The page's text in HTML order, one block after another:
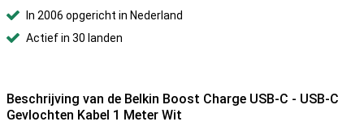
In 2006 opgericht in Nederland
Actief in 30 landen
Beschrijving van de Belkin Boost Charge USB-C - USB-C
Gevlochten Kabel 1 Meter Wit